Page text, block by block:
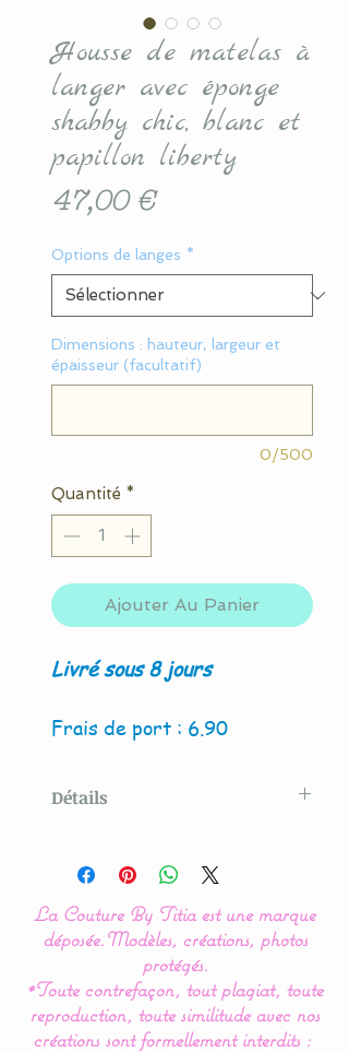
Housse de matelas à
langer avec éponge
shabby chic, blanc et
papillon liberty
47,00 €Prix
Options de langes *
Dimensions : hauteur, largeur et
épaisseur (facultatif)
0/500
Quantité *
Ajouter Au Panier
Livré sous 8 jours
Frais de port : 6.90
Détails
By Titia
La housse de matelas à
langer est indispensable
pour la protection de votre
tapis à langer et le confort
La Couture By Titia est une marque
déposée.Modèles, créations, photos
protégés.
*Toute contrefaçon, tout plagiat, toute
reproduction, toute similitude avec nos
créations sont formellement interdits :